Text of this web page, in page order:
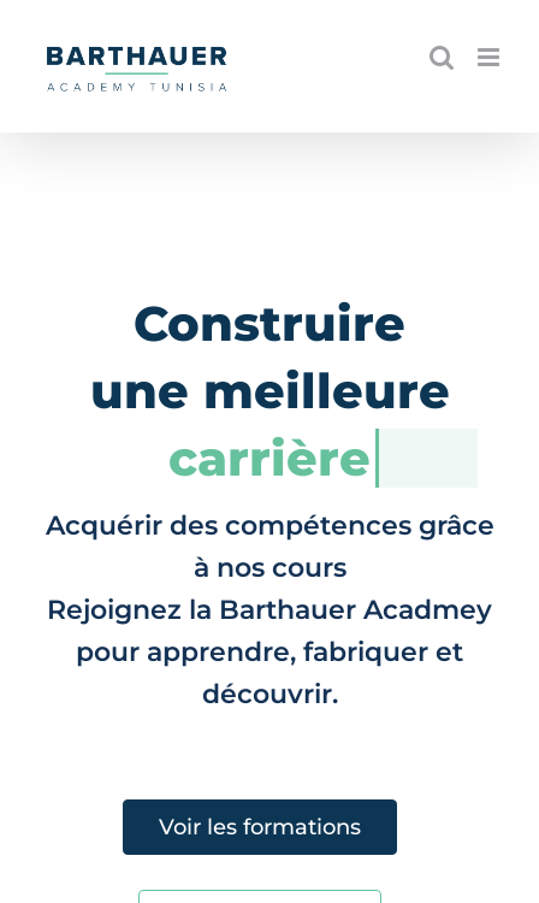
content
Construire
une meilleure
carrière
Acquérir des compétences grâce
à nos cours
Rejoignez la Barthauer Acadmey
pour apprendre, fabriquer et
découvrir.
Voir les formations